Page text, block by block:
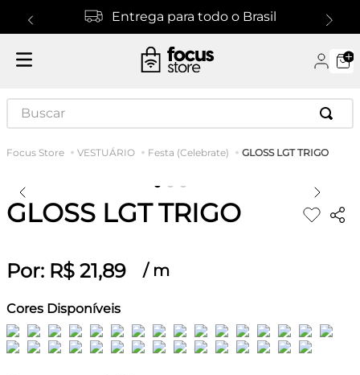
Entrega para todo o Brasil
Buscar
VESTUÁRIO Festa (Celebrate) GLOSS LGT TRIGO
GLOSS LGT TRIGO
Por: R$ 21,89 / m
Cores Disponíveis